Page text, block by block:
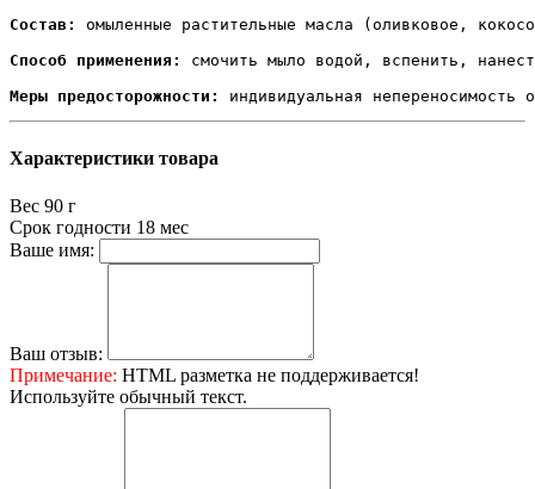
Состав:
омыленные растительные масла (оливковое,
Способ применения:
смочить мыло водой, вспенить,
Меры предосторожности:
индивидуальная непереносимость
Характеристики товара
Вес 90 г
Срок годности 18 мес
Ваше имя:
Ваш отзыв:
Примечание: HTML разметка не поддерживается!
Используйте обычный текст.